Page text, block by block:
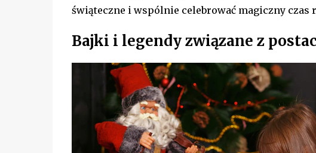
świąteczne i wspólnie celebrować magiczny czas
Bajki i legendy związane z